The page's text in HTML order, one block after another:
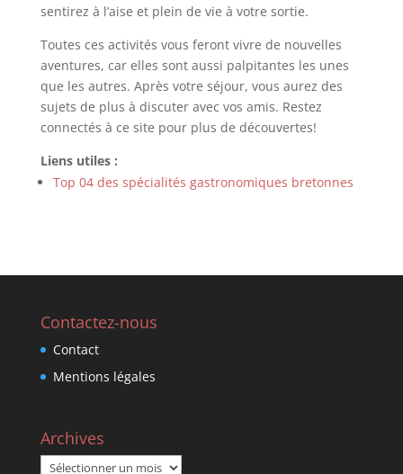
sentirez à l’aise et plein de vie à votre sortie.
Toutes ces activités vous feront vivre de nouvelles
aventures, car elles sont aussi palpitantes les unes
que les autres. Après votre séjour, vous aurez des
sujets de plus à discuter avec vos amis. Restez
connectés à ce site pour plus de découvertes!
Liens utiles :
Top 04 des spécialités gastronomiques bretonnes
Contactez-nous
Contact
Mentions légales
Archives
Archives